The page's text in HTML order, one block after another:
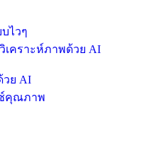
ไวๆ
ย AI